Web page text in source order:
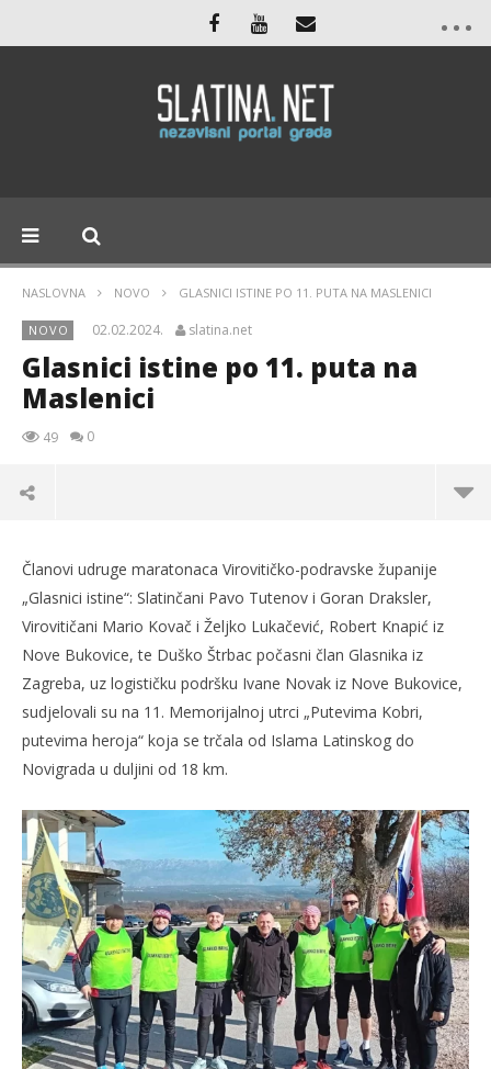
NASLOVNA NOVO GLASNICI ISTINE PO 11. PUTA NA MASLENICI
NOVO 02.02.2024. slatina.net
Glasnici istine po 11. puta na
Maslenici
49 0
TRENUTNO OTVORENO
Glasnici istine po 11. puta na Maslenici
02.02.2024.
slatina.net
Članovi udruge maratonaca Virovitičko-podravske županije
„Glasnici istine“: Slatinčani Pavo Tutenov i Goran Draksler,
Virovitičani Mario Kovač i Željko Lukačević, Robert Knapić iz
Nove Bukovice, te Duško Štrbac počasni član Glasnika iz
Zagreba, uz logističku podršku Ivane Novak iz Nove Bukovice,
sudjelovali su na 11. Memorijalnoj utrci „Putevima Kobri,
putevima heroja“ koja se trčala od Islama Latinskog do
Novigrada u duljini od 18 km.